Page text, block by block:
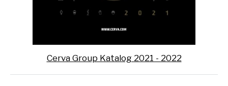
Cerva Group Katalog 2021 - 2022